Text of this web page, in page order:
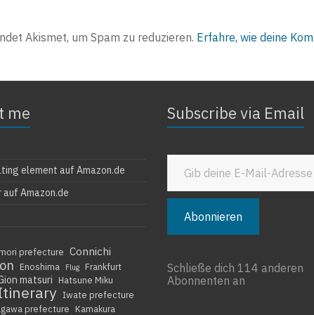
Akismet, um Spam zu reduzieren. Erfahre, wie deine
me
element auf Amazon.de
auf Amazon.de
prefecture Connichi
Enoshima Flug
Frankfurt
matsuri Hatsune Miku
Iwate prefecture
prefecture Kamakura
Subscribe via Email
Gib deine E-Mail-Adresse ein ...
Abonnieren
Schließe dich 114 anderen
Abonnenten an